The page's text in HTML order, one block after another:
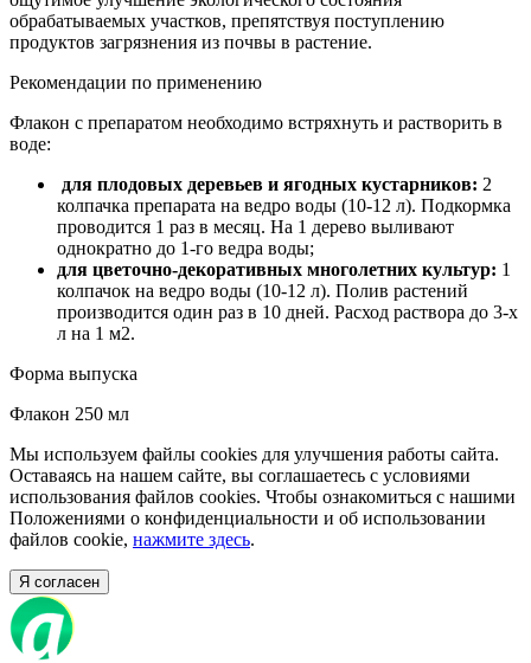
обрабатываемых участков, препятствуя поступлению
продуктов загрязнения из почвы в растение.
Рекомендации по применению
Флакон с препаратом необходимо встряхнуть и растворить в
воде:
для плодовых деревьев и ягодных кустарников: 2
колпачка препарата на ведро воды (10-12 л). Подкормка
проводится 1 раз в месяц. На 1 дерево выливают
однократно до 1-го ведра воды;
для цветочно-декоративных многолетних культур: 1
колпачок на ведро воды (10-12 л). Полив растений
производится один раз в 10 дней. Расход раствора до 3-х
л на 1 м2.
Форма выпуска
Флакон 250 мл
Мы используем файлы cookies для улучшения работы сайта.
Оставаясь на нашем сайте, вы соглашаетесь с условиями
использования файлов cookies. Чтобы ознакомиться с нашими
Положениями о конфиденциальности и об использовании
файлов cookie, нажмите здесь.
Я согласен